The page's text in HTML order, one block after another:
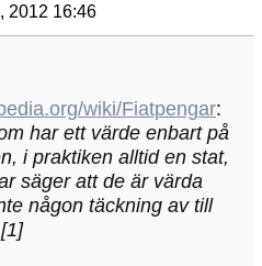
2012 16:46
wiki/Fiatpengar:
har ett värde enbart på
i praktiken alltid en stat,
säger att de är värda
någon täckning av till